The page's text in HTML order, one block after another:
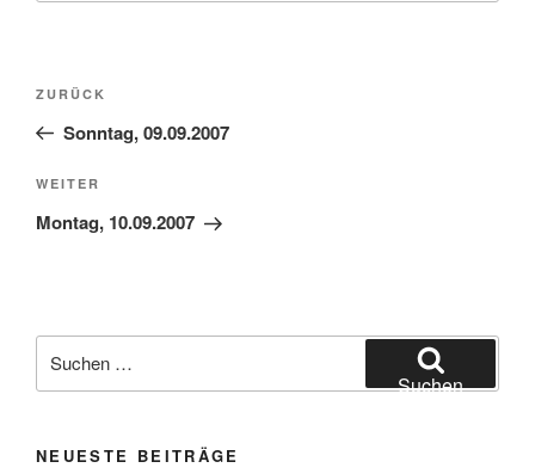
Beitragsnavigation
Vorheriger
Beitrag
ZURÜCK
Sonntag, 09.09.2007
Nächster
Beitrag
WEITER
Montag, 10.09.2007
nach:
Suchen
NEUESTE BEITRÄGE